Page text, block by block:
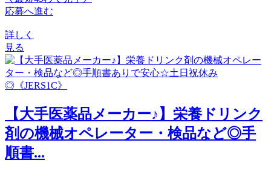
応募へ進む
詳しく
見る
【大手医薬品メーカー♪】栄養ドリンク
剤の機械オペレーター・検品など◎手
順書...